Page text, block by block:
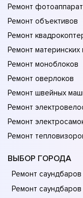
Ремонт
Ремонт объективов
Ремонт
Ремонт материнских
Ремонт моноблоков
Ремонт оверлоков
Ремонт швейных
Ремонт
Ремонт
Ремонт
ВЫБОР ГОРОДА
Ремонт
Ремонт